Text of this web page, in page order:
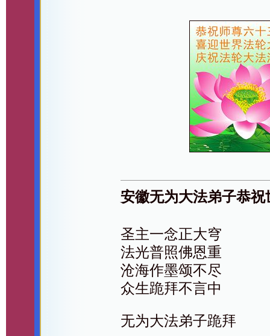
安徽无为大法弟子恭
圣主一念正大穹
法光普照佛恩重
沧海作墨颂不尽
众生跪拜不言中
无为大法弟子跪拜